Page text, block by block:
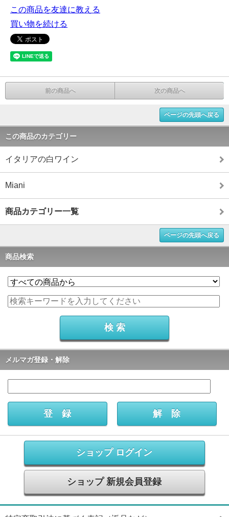
この商品を友達に教える
買い物を続ける
前の商品へ 次の商品へ
ページの先頭へ戻る
この商品のカテゴリー
イタリアの白ワイン
Miani
商品カテゴリー一覧
ページの先頭へ戻る
商品検索
メルマガ登録・解除
ショップ ログイン
ショップ 新規会員登録